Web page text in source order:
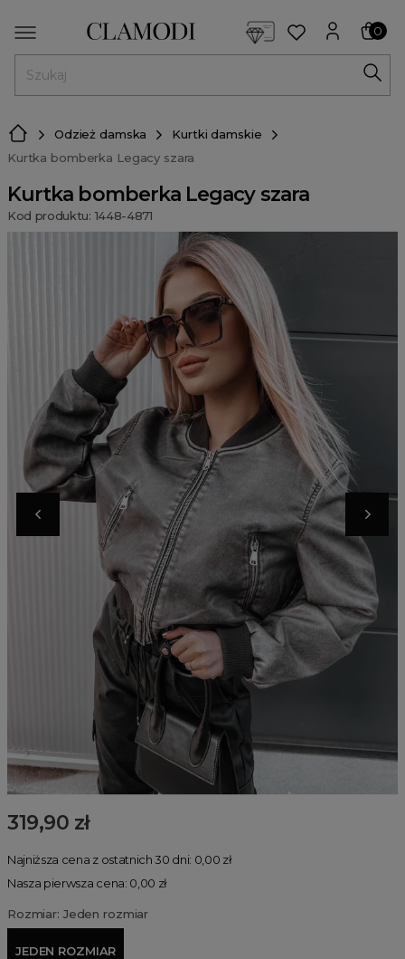
0
Odzież damska
Kurtki damskie
Kurtka bomberka Legacy szara
Kurtka bomberka Legacy szara
Kod produktu: 1448-4871
319,90 zł
Najniższa cena z ostatnich 30 dni: 0,00 zł
Nasza pierwsza cena: 0,00 zł
Rozmiar: Jeden rozmiar
JEDEN ROZMIAR